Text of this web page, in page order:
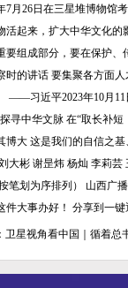
7月26日在三星堆博物馆
活起来，扩大中华文化
要组成部分，要在保护
时的讲话 要集聚各方面
——习近平2023年10月11
寻中华文脉 在“取长补
博大 这是我们的自信之
大彬 谢昰炜 杨灿 李莉
笔划为序排列） 山西广
件大事办好！ 分享到一
卫星视角看中国｜循着总